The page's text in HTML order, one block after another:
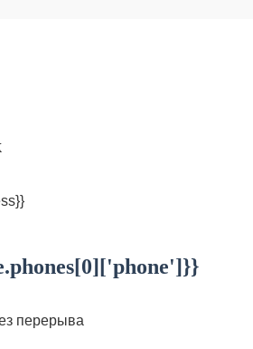
перерыва